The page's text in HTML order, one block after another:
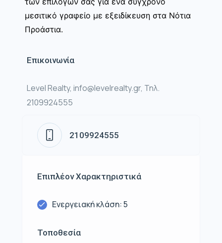
μεσιτικό γραφείο με εξειδίκευση στα Νότια
Προάστια.
Επικοινωνία
Level Realty, info@levelrealty.gr, Τηλ.
2109924555
2109924555
Επιπλέον Χαρακτηριστικά
Ενεργειακή κλάση: 5
Τοποθεσία